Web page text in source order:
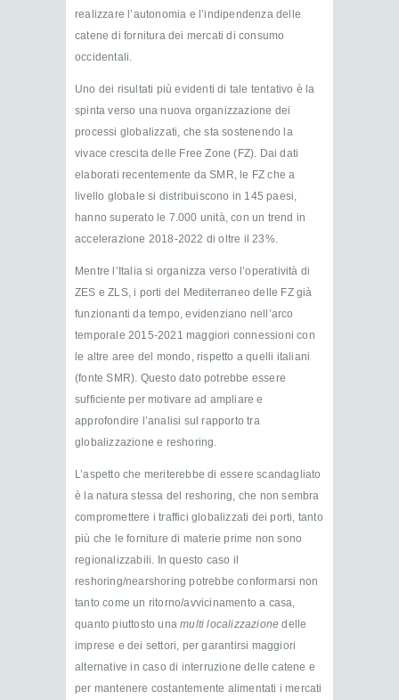
realizzare l’autonomia e l’indipendenza delle
catene di fornitura dei mercati di consumo
occidentali.
Uno dei risultati più evidenti di tale tentativo è la
spinta verso una nuova organizzazione dei
processi globalizzati, che sta sostenendo la
vivace crescita delle Free Zone (FZ). Dai dati
elaborati recentemente da SMR, le FZ che a
livello globale si distribuiscono in 145 paesi,
hanno superato le 7.000 unità, con un trend in
accelerazione 2018-2022 di oltre il 23%.
Mentre l’Italia si organizza verso l’operatività di
ZES e ZLS, i porti del Mediterraneo delle FZ già
funzionanti da tempo, evidenziano nell’arco
temporale 2015-2021 maggiori connessioni con
le altre aree del mondo, rispetto a quelli italiani
(fonte SMR). Questo dato potrebbe essere
sufficiente per motivare ad ampliare e
approfondire l’analisi sul rapporto tra
globalizzazione e reshoring.
L’aspetto che meriterebbe di essere scandagliato
è la natura stessa del reshoring, che non sembra
compromettere i traffici globalizzati dei porti, tanto
più che le forniture di materie prime non sono
regionalizzabili. In questo caso il
reshoring/nearshoring potrebbe conformarsi non
tanto come un ritorno/avvicinamento a casa,
quanto piuttosto unamulti localizzazione delle
imprese e dei settori, per garantirsi maggiori
alternative in caso di interruzione delle catene e
per mantenere costantemente alimentati i mercati